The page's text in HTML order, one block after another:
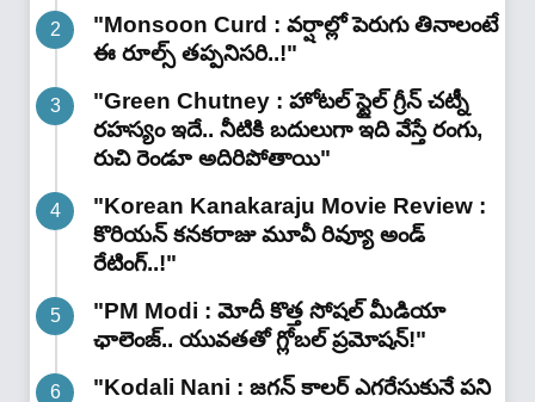
"Monsoon Curd : వర్షాల్లో పెరుగు తినాలంటే
ఈ రూల్స్ తప్పనిసరి..!"
"Green Chutney : హోటల్ స్టైల్ గ్రీన్ చట్నీ
రహస్యం ఇదే.. నీటికి బదులుగా ఇది వేస్తే రంగు,
రుచి రెండూ అదిరిపోతాయి"
"Korean Kanakaraju Movie Review :
కొరియన్ కనకరాజు మూవీ రివ్యూ అండ్
రేటింగ్‌..!"
"PM Modi : మోదీ కొత్త సోషల్ మీడియా
ఛాలెంజ్.. యువతతో గ్లోబల్ ప్రమోషన్!"
"Kodali Nani : జగన్ కాలర్ ఎగరేసుకునే పని